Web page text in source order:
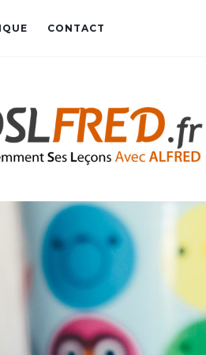
CONTACT